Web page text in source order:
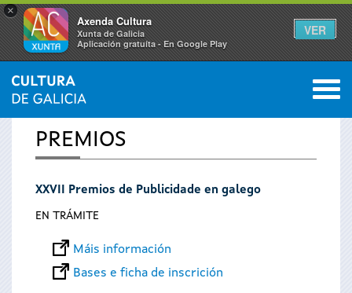
×
Axenda Cultura
Xunta de Galicia
Aplicación gratuíta - En Google Play
VER
Vostede
está
aquí
INICIO 0
PREMIOS
XXVII Premios de Publicidade en galego
EN TRÁMITE
Máis información
Bases e ficha de inscrición